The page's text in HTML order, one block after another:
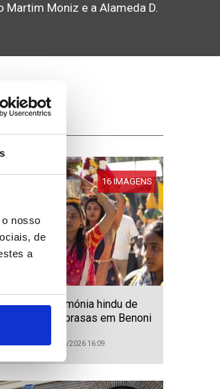
nosso
de
a
Martim Moniz e a Alameda D.
16 IMAGENS
do Sul: Cerimónia hindu de
sobre brasas em Benoni
Data: 02/08/2026 16:09